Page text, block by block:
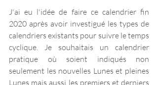
J'ai eu l'idée de faire ce calendrier fin
2020 après avoir investigué les types de
calendriers existants pour suivre le temps
cyclique. Je souhaitais un calendrier
pratique où soient indiqués non
seulement les nouvelles Lunes et pleines
Lunes mais aussi les premiers et derniers